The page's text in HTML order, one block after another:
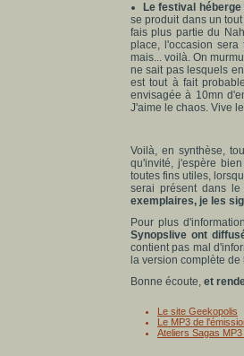
Le festival
se produit dans un
fais plus partie du
place, l'occasion
mais... voilà. On
ne sait pas lesquels
est tout à fait
envisagée à 10mn
J'aime le chaos. Vive
Voilà, en synthèse,
qu'invité, j'espère
toutes fins utiles,
serai présent dans
exemplaires, je les
Pour plus
Synopslive ont
contient pas mal
la version complète
Bonne écoute, et
Le site Geekopolis
Le MP3 de
Ateliers Sagas